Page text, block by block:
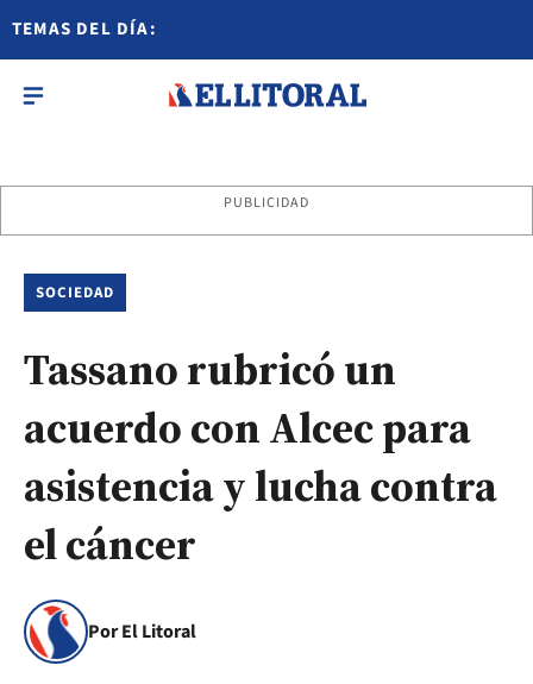
TEMAS DEL DÍA:
PUBLICIDAD
SOCIEDAD
Tassano rubricó un
acuerdo con Alcec para
asistencia y lucha contra
el cáncer
Por El Litoral